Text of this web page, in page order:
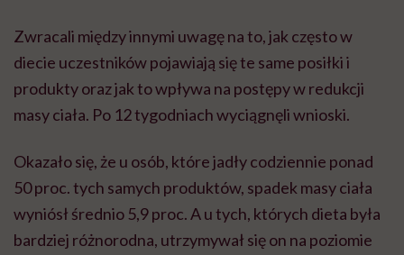
Zwracali między innymi uwagę na to, jak często w
diecie uczestników pojawiają się te same posiłki i
produkty oraz jak to wpływa na postępy w redukcji
masy ciała. Po 12 tygodniach wyciągnęli wnioski.
Okazało się, że u osób, które jadły codziennie ponad
50 proc. tych samych produktów, spadek masy ciała
wyniósł średnio 5,9 proc. A u tych, których dieta była
bardziej różnorodna, utrzymywał się on na poziomie